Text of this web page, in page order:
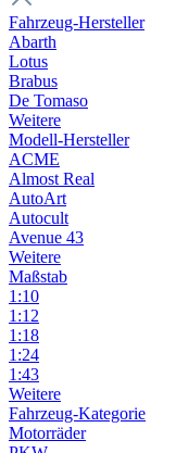
Fahrzeug-Hersteller
Abarth
Lotus
Brabus
De Tomaso
Weitere
Modell-Hersteller
ACME
Almost Real
AutoArt
Autocult
Avenue 43
Weitere
Maßstab
1:10
1:12
1:18
1:24
1:43
Weitere
Fahrzeug-Kategorie
Motorräder